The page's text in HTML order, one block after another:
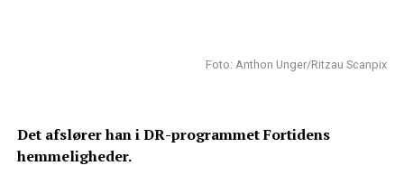
Foto: Anthon Unger/Ritzau Scanpix
Det afslører han i DR-programmet Fortidens
hemmeligheder.